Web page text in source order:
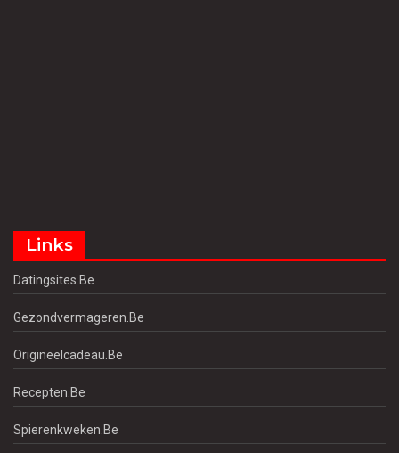
Links
Datingsites.be
Gezondvermageren.be
Origineelcadeau.be
Recepten.be
Spierenkweken.be